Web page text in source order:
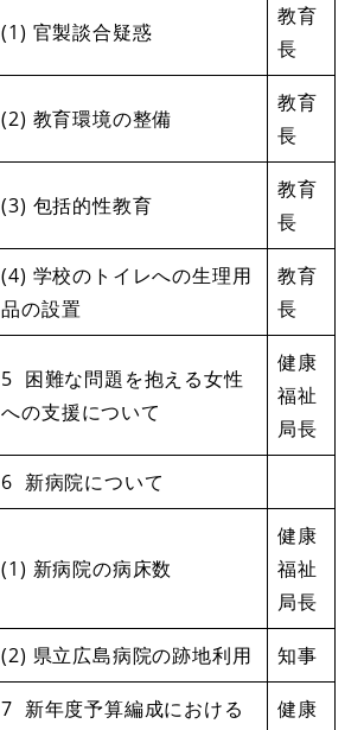
(1) 官製談合疑惑
教育
長
(2) 教育環境の整備
教育
長
(3) 包括的性教育
教育
長
(4) 学校のトイレへの生理用
品の設置
教育
長
5 困難な問題を抱える女性
への支援について
健康
福祉
局長
6 新病院について
(1) 新病院の病床数
健康
福祉
局長
(2) 県立広島病院の跡地利用 知事
7 新年度予算編成における
健康